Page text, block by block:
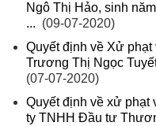
Ngô Thị Hảo, sinh
... (09-07-2020)
Quyết định về Xử
Trương Thị Ngọc
(07-07-2020)
Quyết định về xử phạt
ty TNHH Đầu tư